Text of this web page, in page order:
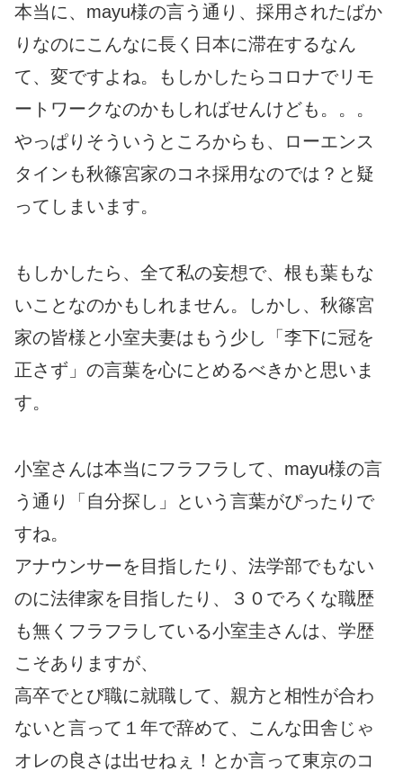
本当に、mayu様の言う通り、採用されたばか
りなのにこんなに長く日本に滞在するなん
て、変ですよね。もしかしたらコロナでリモ
ートワークなのかもしればせんけども。。。
やっぱりそういうところからも、ローエンス
タインも秋篠宮家のコネ採用なのでは？と疑
ってしまいます。
もしかしたら、全て私の妄想で、根も葉もな
いことなのかもしれません。しかし、秋篠宮
家の皆様と小室夫妻はもう少し「李下に冠を
正さず」の言葉を心にとめるべきかと思いま
す。
小室さんは本当にフラフラして、mayu様の言
う通り「自分探し」という言葉がぴったりで
すね。
アナウンサーを目指したり、法学部でもない
のに法律家を目指したり、３０でろくな職歴
も無くフラフラしている小室圭さんは、学歴
こそありますが、
高卒でとび職に就職して、親方と相性が合わ
ないと言って１年で辞めて、こんな田舎じゃ
オレの良さは出せねぇ！とか言って東京のコ